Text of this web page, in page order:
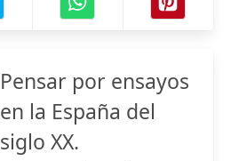
Pensar por ensayos
en la España del
siglo XX.